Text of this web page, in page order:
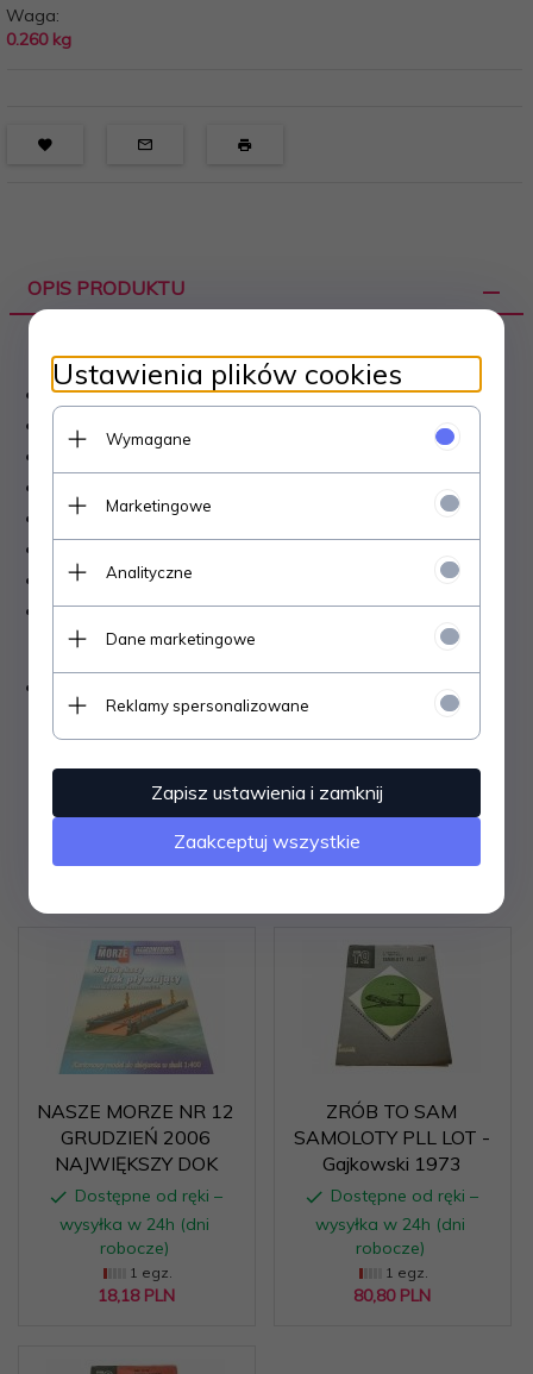
Waga:
0.260 kg
OPIS PRODUKTU
AUTOR: STEFAN SMOLIS.
RYSUNKI
JĘZYK
: POLSKI.
ROK WYDANIA: 1981.
OKŁADKA: MIĘKKA.
STAN OGÓLNY W SKALI OD 1 DO 10: =7=
W STANIE DOBRYM. WPISANA DŁUGOPISEM
Polecamy
NASZE MORZE NR 12
GRUDZIEŃ 2006
NAJWIĘKSZY DOK
Dostępne od ręki –
wysyłka w 24h (dni
robocze)
1 egz.
18,18 PLN
ZRÓB TO SAM
SAMOLOTY PLL LOT -
Gajkowski 1973
Dostępne od ręki –
wysyłka w 24h (dni
robocze)
1 egz.
80,80 PLN
Ustawienia plików cookies
Wymagane
Marketingowe
Analityczne
Dane marketingowe
Reklamy spersonalizowane
Zapisz ustawienia i zamknij
Zaakceptuj wszystkie